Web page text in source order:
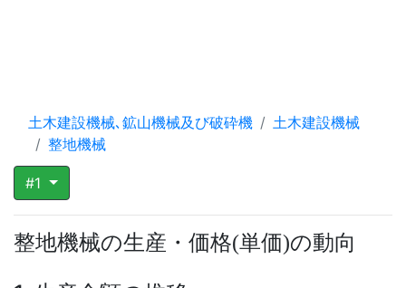
土木建設機械､鉱山機械及び破砕機
土木建設機械
整地機械
#1
整地機械の生産・価格(単価)の動向